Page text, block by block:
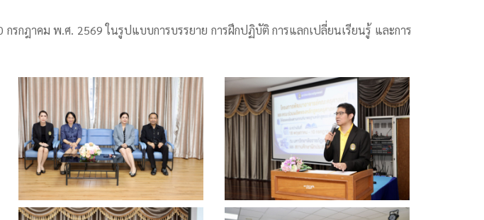
กฎาคม พ.ศ. 2569 ในรูปแบบการบรรยาย การฝึกปฏิบัติ การแลกเปลี่ยนเรียนรู้ และการ